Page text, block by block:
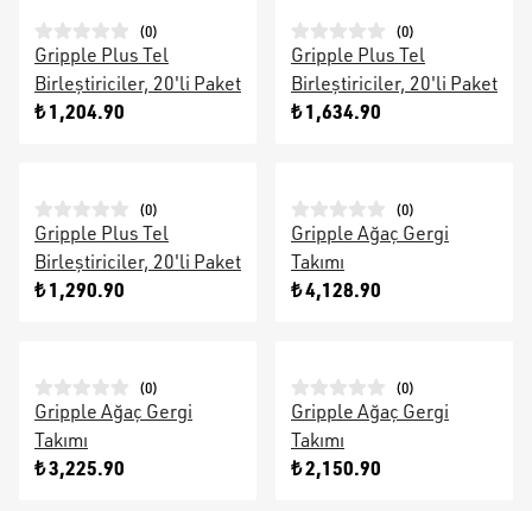
(0)
Gripple Plus Tel
Birleştiriciler, 20'li Paket
₺ 1,204.90
(0)
Gripple Plus Tel
Birleştiriciler, 20'li Paket
₺ 1,634.90
(0)
Gripple Plus Tel
Birleştiriciler, 20'li Paket
₺ 1,290.90
(0)
Gripple Ağaç Gergi
Takımı
₺ 4,128.90
(0)
Gripple Ağaç Gergi
Takımı
₺ 3,225.90
(0)
Gripple Ağaç Gergi
Takımı
₺ 2,150.90